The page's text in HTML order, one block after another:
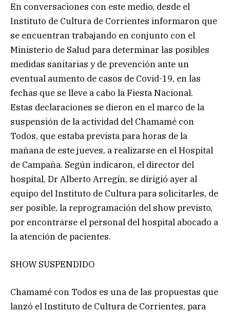
En conversaciones con este medio, desde el
Instituto de Cultura de Corrientes informaron que
se encuentran trabajando en conjunto con el
Ministerio de Salud para determinar las posibles
medidas sanitarias y de prevención ante un
eventual aumento de casos de Covid-19, en las
fechas que se lleve a cabo la Fiesta Nacional.
Estas declaraciones se dieron en el marco de la
suspensión de la actividad del Chamamé con
Todos, que estaba prevista para horas de la
mañana de este jueves, a realizarse en el Hospital
de Campaña. Según indicaron, el director del
hospital, Dr Alberto Arregín, se dirigió ayer al
equipo del Instituto de Cultura para solicitarles, de
ser posible, la reprogramación del show previsto,
por encontrarse el personal del hospital abocado a
la atención de pacientes.
SHOW SUSPENDIDO
Chamamé con Todos es una de las propuestas que
lanzó el Instituto de Cultura de Corrientes, para